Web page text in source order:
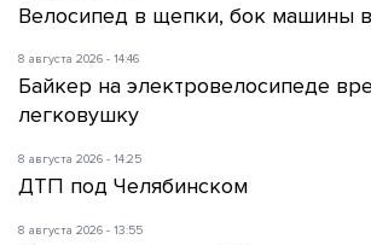
Велосипед в щепки, бок машины
8 августа 2026 - 14:46
Байкер на электровелосипеде
легковушку
8 августа 2026 - 14:25
ДТП под Челябинском
8 августа 2026 - 13:55